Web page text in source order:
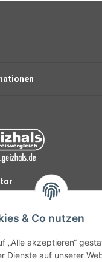
& Co nutzen
„Alle akzeptieren“
Dienste auf unserer